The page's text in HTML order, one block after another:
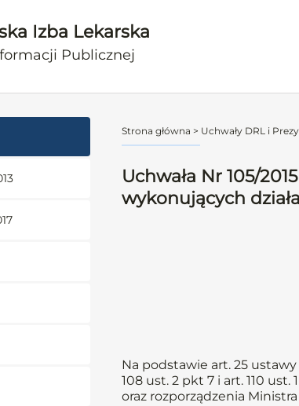
Izba Lekarska
Publicznej
Strona główna > Uchwały DRL i
Uchwała Nr 105/
wykonujących
Na podstawie art. 25 ustawy
108 ust. 2 pkt 7 i art. 110 ust.
oraz rozporządzenia